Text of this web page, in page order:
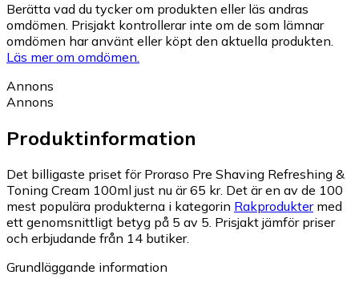
Berätta vad du tycker om produkten eller läs andras
omdömen. Prisjakt kontrollerar inte om de som lämnar
omdömen har använt eller köpt den aktuella produkten.
Läs mer om omdömen.
Annons
Annons
Produktinformation
Det billigaste priset för Proraso Pre Shaving Refreshing &
Toning Cream 100ml just nu är 65 kr. Det är en av de 100
mest populära produkterna i kategorin Rakproduktermed
ett genomsnittligt betyg på 5 av 5. Prisjakt jämför priser
och erbjudande från 14 butiker.
Grundläggande information